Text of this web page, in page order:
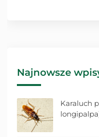
Najnowsze
Karaluch